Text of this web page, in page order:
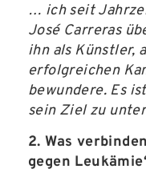
… ich seit
José Carreras
ihn als Künstler,
erfolgreichen
bewundere. Es
sein Ziel zu
2. Was
gegen